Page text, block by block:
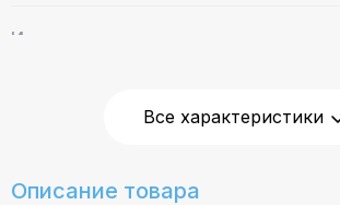
Индикатор уровня
Все характеристики
Описание товара